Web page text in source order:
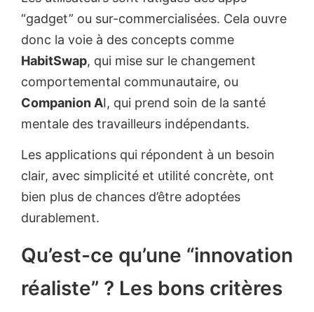
“gadget” ou sur-commercialisées. Cela ouvre
donc la voie à des concepts comme
HabitSwap, qui mise sur le changement
comportemental communautaire, ou
Companion AI, qui prend soin de la santé
mentale des travailleurs indépendants.
Les applications qui répondent à un besoin
clair, avec simplicité et utilité concrète, ont
bien plus de chances d’être adoptées
durablement.
Qu’est-ce qu’une “innovation
réaliste” ? Les bons critères